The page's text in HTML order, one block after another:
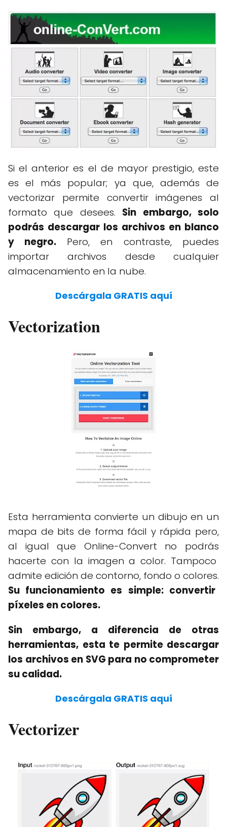
Si el anterior es el de mayor prestigio, este
es el más popular; ya que, además de
vectorizar permite convertir imágenes al
formato que desees. Sin embargo, solo
podrás descargar los archivos en blanco
y negro. Pero, en contraste, puedes
importar archivos desde cualquier
almacenamiento en la nube.
Descárgala GRATIS aquí
Vectorization
Esta herramienta convierte un dibujo en un
mapa de bits de forma fácil y rápida pero,
al igual que Online-Convert no podrás
hacerte con la imagen a color. Tampoco
admite edición de contorno, fondo o colores.
Su funcionamiento es simple: convertir
píxeles en colores.
Sin embargo, a diferencia de otras
herramientas, esta te permite descargar
los archivos en SVG para no comprometer
su calidad.
Descárgala GRATIS aquí
Vectorizer